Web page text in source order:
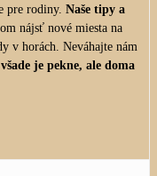
pre rodiny. Naše tipy a
nájsť nové miesta na
v horách. Neváhajte nám
všade je pekne, ale doma